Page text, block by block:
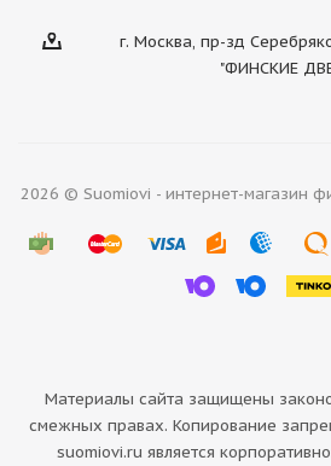
г. Москва, пр-зд
"ФИНСКИЕ
2026 © Suomiovi - интернет-магазин
Материалы сайта защищены
смежных правах. Копирование
suomiovi.ru является